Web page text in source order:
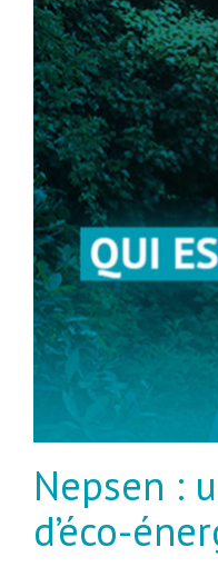
Nepsen :
d’éco-